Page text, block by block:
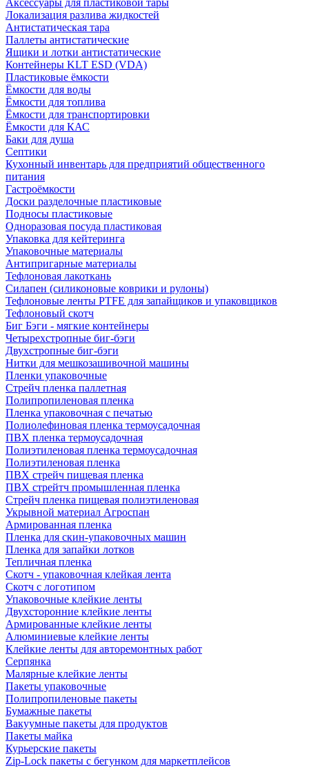
Аксессуары для пластиковой тары
Локализация разлива жидкостей
Антистатическая тара
Паллеты антистатические
Ящики и лотки антистатические
Контейнеры KLT ESD (VDA)
Пластиковые ёмкости
Ёмкости для воды
Ёмкости для топлива
Ёмкости для транспортировки
Ёмкости для КАС
Баки для душа
Септики
Кухонный инвентарь для предприятий общественного
питания
Гастроёмкости
Доски разделочные пластиковые
Подносы пластиковые
Одноразовая посуда пластиковая
Упаковка для кейтеринга
Упаковочные материалы
Антипригарные материалы
Тефлоновая лакоткань
Силапен (силиконовые коврики и рулоны)
Тефлоновые ленты PTFE для запайщиков и упаковщиков
Тефлоновый скотч
Биг Бэги - мягкие контейнеры
Четырехстропные биг-бэги
Двухстропные биг-бэги
Нитки для мешкозашивочной машины
Пленки упаковочные
Стрейч пленка паллетная
Полипропиленовая пленка
Пленка упаковочная с печатью
Полиолефиновая пленка термоусадочная
ПВХ пленка термоусадочная
Полиэтиленовая пленка термоусадочная
Полиэтиленовая пленка
ПВХ стрейч пищевая пленка
ПВХ стрейтч промышленная пленка
Стрейч пленка пищевая полиэтиленовая
Укрывной материал Агроспан
Армированная пленка
Пленка для скин-упаковочных машин
Пленка для запайки лотков
Тепличная пленка
Скотч - упаковочная клейкая лента
Скотч с логотипом
Упаковочные клейкие ленты
Двухсторонние клейкие ленты
Армированные клейкие ленты
Алюминиевые клейкие ленты
Клейкие ленты для авторемонтных работ
Серпянка
Малярные клейкие ленты
Пакеты упаковочные
Полипропиленовые пакеты
Бумажные пакеты
Вакуумные пакеты для продуктов
Пакеты майка
Курьерские пакеты
Zip-Lock пакеты с бегунком для маркетплейсов